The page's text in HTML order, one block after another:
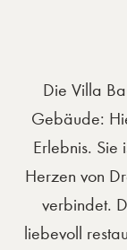
Die Villa
Gebäude:
Erlebnis. Sie
Herzen von
verbindet.
liebevoll